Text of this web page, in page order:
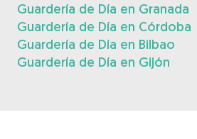
Guardería de Día en Granada
Guardería de Día en Córdoba
Guardería de Día en Bilbao
Guardería de Día en Gijón